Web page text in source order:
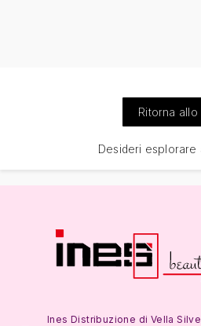
Ritorna allo
Desideri esplorare
Ines Distribuzione di Vella